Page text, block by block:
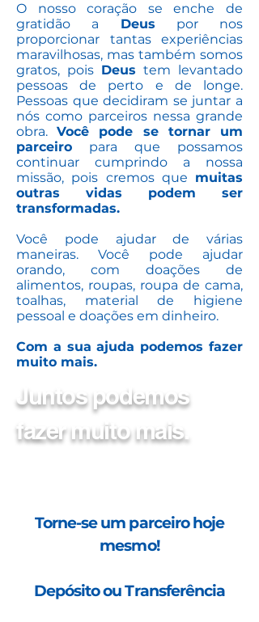
O nosso coração se enche de
gratidão a Deus por nos
proporcionar tantas experiências
maravilhosas, mas também somos
gratos, pois Deus tem levantado
pessoas de perto e de longe.
Pessoas que decidiram se juntar a
nós como parceiros nessa grande
obra.Você pode se tornar um
parceiro para que possamos
continuar cumprindo a nossa
missão, pois cremos que muitas
outras vidas podem ser
transformadas.
Você pode ajudar de várias
maneiras. Você pode ajudar
orando, com doações de
alimentos, roupas, roupa de cama,
toalhas, material de higiene
pessoal e doações em dinheiro.
Com a sua ajuda podemos fazer
muito mais.
Juntos podemos
fazer muito mais.
Torne-se um parceiro hoje
mesmo!
Depósito ou Transferência